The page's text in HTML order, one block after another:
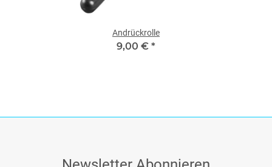
Andrückrolle
9,00 € *